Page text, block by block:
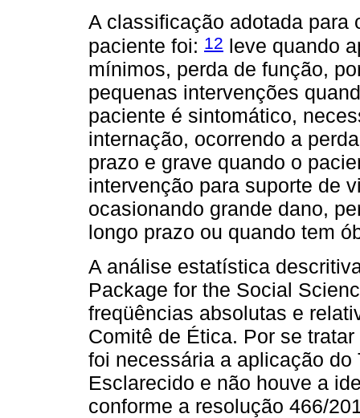
A classificação adotada para
paciente foi: 12 leve quando
mínimos, perda de função,
pequenas intervenções
paciente é sintomático,
internação, ocorrendo a
prazo e grave quando o
intervenção para suporte de
ocasionando grande dano,
longo prazo ou quando tem
A análise estatística
Package for the Social
freqüências absolutas e
Comitê de Ética. Por se
foi necessária a aplicação do
Esclarecido e não houve a
conforme a resolução 466/